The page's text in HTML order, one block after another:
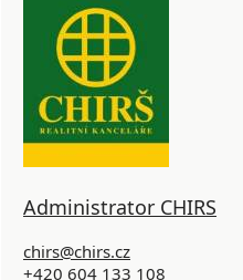
Administrator CHIRS
chirs@chirs.cz
+420 604 133 108